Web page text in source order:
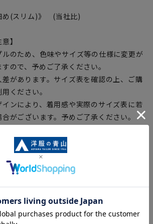
め(スリム)》 (当社比)
】
のため、色味やサイズ等の仕様に変更が
ので、予めご了承ください。
があります。サイズ表を確認の上、ご購
ください。
ンにより、着用感や実際のサイズ表に若
がございます。予めご了承ください。
すめサイズ(ヌードサイズ)を記載している
モニター環境、また撮影時の室内外の光
トと商品在庫を共有しております関係
たタイミングにより欠品が発生し、ご注文